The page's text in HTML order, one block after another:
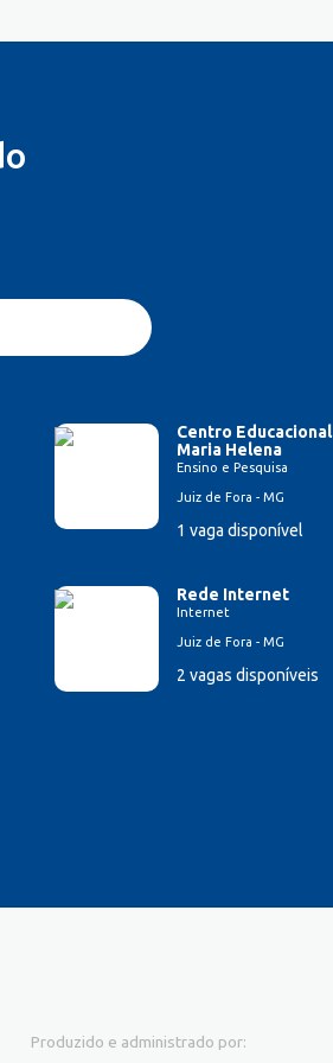
Centro Educacional
Maria Helena
Ensino e Pesquisa
Juiz de Fora - MG
1 vaga disponível
Rede Internet
Internet
Juiz de Fora - MG
2 vagas disponíveis
Produzido e administrado por: